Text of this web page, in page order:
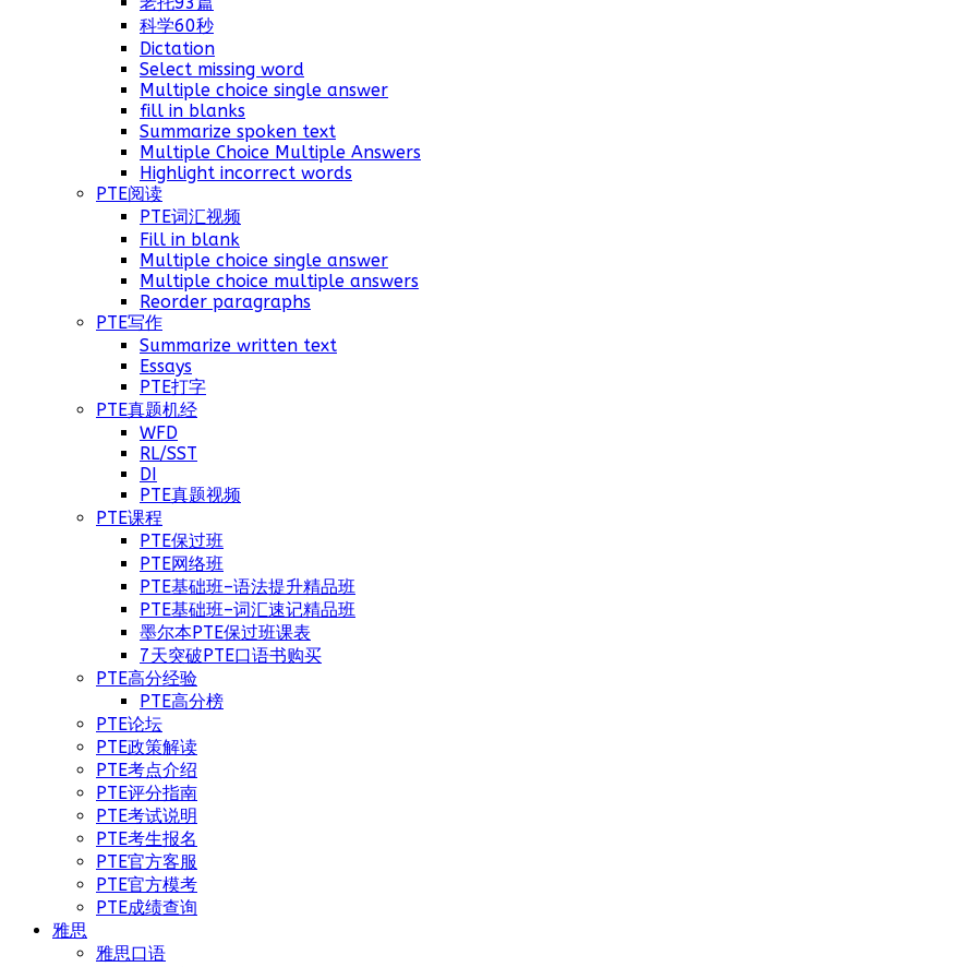
科学60秒
Dictation
Select missing word
Multiple choice single answer
fill in blanks
Summarize spoken text
Multiple Choice Multiple Answers
Highlight incorrect words
PTE阅读
PTE词汇视频
Fill in blank
Multiple choice single answer
Multiple choice multiple answers
Reorder paragraphs
PTE写作
Summarize written text
Essays
PTE打字
PTE真题机经
WFD
RL/SST
DI
PTE真题视频
PTE课程
PTE保过班
PTE网络班
PTE基础班–语法提升精品班
PTE基础班–词汇速记精品班
墨尔本PTE保过班课表
7天突破PTE口语书购买
PTE高分经验
PTE高分榜
PTE论坛
PTE政策解读
PTE考点介绍
PTE评分指南
PTE考试说明
PTE考生报名
PTE官方客服
PTE官方模考
PTE成绩查询
雅思
雅思口语